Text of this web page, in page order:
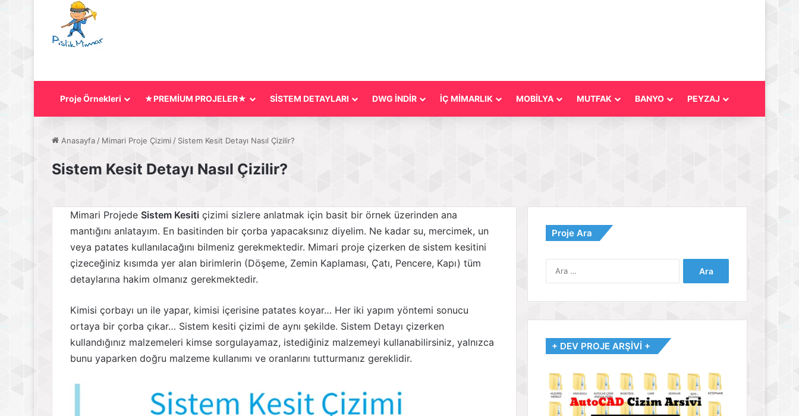
Proje Örnekleri ★PREMİUM PROJELER★ SİSTEM DETAYLARI DWG İNDİR İÇ MİMARLIK MOBİLYA MUTFAK BANYO PEYZAJ
Anasayfa / Mimari Proje Çizimi / Sistem Kesit Detayı Nasıl Çizilir?
Sistem Kesit Detayı Nasıl Çizilir?
Mimari Projede Sistem Kesiti çizimi sizlere anlatmak için basit bir örnek üzerinden ana
mantığını anlatayım. En basitinden bir çorba yapacaksınız diyelim. Ne kadar su, mercimek, un
veya patates kullanılacağını bilmeniz gerekmektedir. Mimari proje çizerken de sistem kesitini
çizeceğiniz kısımda yer alan birimlerin (Döşeme, Zemin Kaplaması, Çatı, Pencere, Kapı) tüm
detaylarına hakim olmanız gerekmektedir.
Kimisi çorbayı un ile yapar, kimisi içerisine patates koyar… Her iki yapım yöntemi sonucu
ortaya bir çorba çıkar… Sistem kesiti çizimi de aynı şekilde. Sistem Detayı çizerken
kullandığınız malzemeleri kimse sorgulayamaz, istediğiniz malzemeyi kullanabilirsiniz, yalnızca
bunu yaparken doğru malzeme kullanımı ve oranlarını tutturmanız gereklidir.
Proje Ara
+ DEV PROJE ARŞİVİ +